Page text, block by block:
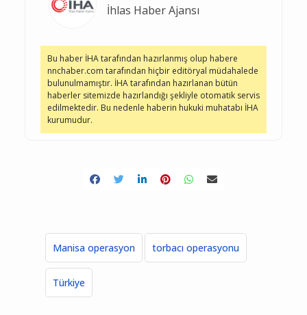
İhlas Haber Ajansı
Bu haber İHA tarafından hazırlanmış olup habere
nnchaber.com tarafından hiçbir editöryal müdahalede
bulunulmamıştır. İHA tarafından hazırlanan bütün
haberler sitemizde hazırlandığı şekliyle otomatik servis
edilmektedir. Bu nedenle haberin hukuki muhatabı İHA
kurumudur.
Manisa operasyon torbacı operasyonu
Türkiye